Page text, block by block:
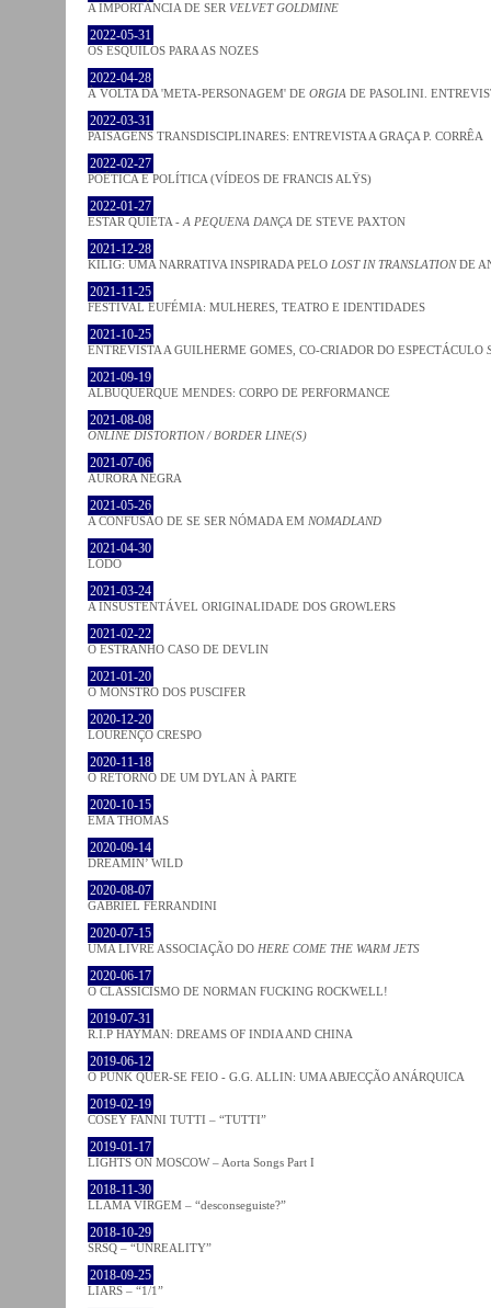
A IMPORTÂNCIA DE SER VELVET GOLDMINE
2022-05-31
OS ESQUILOS PARA AS NOZES
2022-04-28
À VOLTA DA 'META-PERSONAGEM' DE ORGIA DE PASOLINI.
2022-03-31
PAISAGENS TRANSDISCIPLINARES: ENTREVISTA A GRAÇA P. CORRÊA
2022-02-27
POÉTICA E POLÍTICA (VÍDEOS DE FRANCIS ALŸS)
2022-01-27
ESTAR QUIETA - A PEQUENA DANÇA DE STEVE PAXTON
2021-12-28
KILIG: UMA NARRATIVA INSPIRADA PELO LOST IN TRANSLATIONDE
2021-11-25
FESTIVAL EUFÉMIA: MULHERES, TEATRO E IDENTIDADES
2021-10-25
ENTREVISTA A GUILHERME GOMES, CO-CRIADOR DO ESPECTÁCULO
2021-09-19
ALBUQUERQUE MENDES: CORPO DE PERFORMANCE
2021-08-08
ONLINE DISTORTION / BORDER LINE(S)
2021-07-06
AURORA NEGRA
2021-05-26
A CONFUSÃO DE SE SER NÓMADA EM NOMADLAND
2021-04-30
LODO
2021-03-24
A INSUSTENTÁVEL ORIGINALIDADE DOS GROWLERS
2021-02-22
O ESTRANHO CASO DE DEVLIN
2021-01-20
O MONSTRO DOS PUSCIFER
2020-12-20
LOURENÇO CRESPO
2020-11-18
O RETORNO DE UM DYLAN À PARTE
2020-10-15
EMA THOMAS
2020-09-14
DREAMIN’ WILD
2020-08-07
GABRIEL FERRANDINI
2020-07-15
UMA LIVRE ASSOCIAÇÃO DO HERE COME THE WARM JETS
2020-06-17
O CLASSICISMO DE NORMAN FUCKING ROCKWELL!
2019-07-31
R.I.P HAYMAN: DREAMS OF INDIA AND CHINA
2019-06-12
O PUNK QUER-SE FEIO - G.G. ALLIN: UMA ABJECÇÃO ANÁRQUICA
2019-02-19
COSEY FANNI TUTTI – “TUTTI”
2019-01-17
LIGHTS ON MOSCOW – Aorta Songs Part I
2018-11-30
LLAMA VIRGEM – “desconseguiste?”
2018-10-29
SRSQ – “UNREALITY”
2018-09-25
LIARS – “1/1”